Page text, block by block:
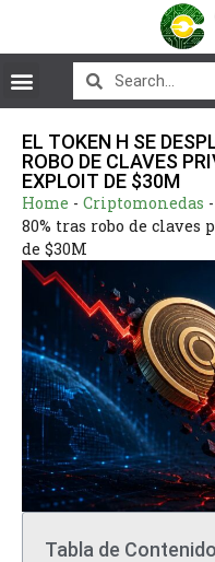
EL TOKEN H SE
ROBO DE CLAVES
EXPLOIT DE $30M
Home - Criptomonedas -
80% tras robo de
de $30M
Tabla de